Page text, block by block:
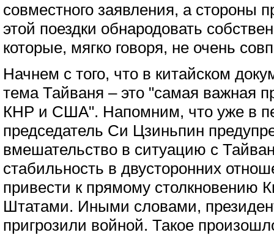
совместного заявления, а стороны
этой поездки обнародовать
которые, мягко говоря, не очень
Начнем с того, что в китайском
тема Тайваня – это "самая важная
КНР и США". Напомним, что уже в
председатель Си Цзиньпин
вмешательство в ситуацию с
стабильность в двусторонних
привести к прямому столкновению
Штатами. Иными словами,
пригрозили войной. Такое